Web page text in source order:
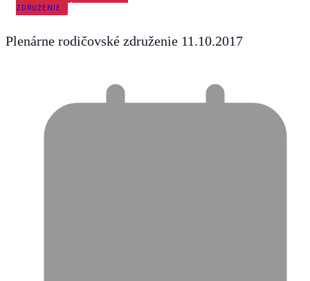
ZDRUŽENIE
Plenárne rodičovské združenie 11.10.2017